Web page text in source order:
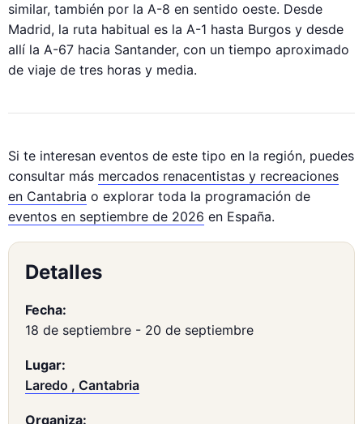
similar, también por la A-8 en sentido oeste. Desde
Madrid, la ruta habitual es la A-1 hasta Burgos y desde
allí la A-67 hacia Santander, con un tiempo aproximado
de viaje de tres horas y media.
Si te interesan eventos de este tipo en la región, puedes
consultar más mercados renacentistas y recreaciones
en Cantabria o explorar toda la programación de
eventos en septiembre de 2026 en España.
Detalles
Fecha:
18 de septiembre - 20 de septiembre
Lugar:
Laredo , Cantabria
Organiza: